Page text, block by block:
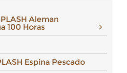
Aleman
100 Horas
Espina Pescado